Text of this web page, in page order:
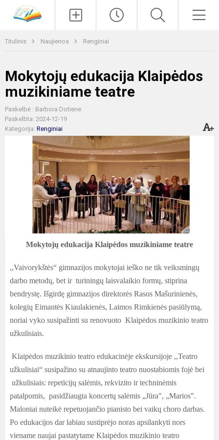
Titulinis Naujienos Renginiai
Mokytojų edukacija Klaipėdos
muzikiniame teatre
Paskelbė : Barbora Dotiene
Paskelbta: 2024-12-19
Kategorija: Renginiai
Mokytojų edukacija Klaipėdos muzikiniame teatre
,,Vaivorykštės“ gimnazijos mokytojai ieško ne tik veiksmingų
darbo metodų, bet ir turiningų laisvalaikio formų, stiprina
bendrystę. Išgirdę gimnazijos direktorės Rasos Mašurinienės,
kolegių Eimantės Kiaulakienės, Laimos Rimkienės pasiūlymą,
noriai vyko susipažinti su renovuoto Klaipėdos muzikinio teatro
užkulisiais.
Klaipėdos muzikinio teatro edukacinėje ekskursijoje ,,Teatro
užkulisiai“ susipažino su atnaujinto teatro nuostabiomis fojė bei
užkulisiais: repeticijų salėmis, rekvizito ir techninėmis
patalpomis, pasidžiaugta koncertų salėmis „Jūra", „Marios".
Maloniai nuteikė repetuojančio pianisto bei vaikų choro darbas.
Po edukacijos dar labiau sustiprėjo noras apsilankyti nors
viename naujai pastatytame Klaipėdos muzikinio teatro